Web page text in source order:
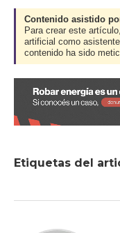
Contenido asistido
Para crear este
artificial como
contenido ha sido
Etiquetas del